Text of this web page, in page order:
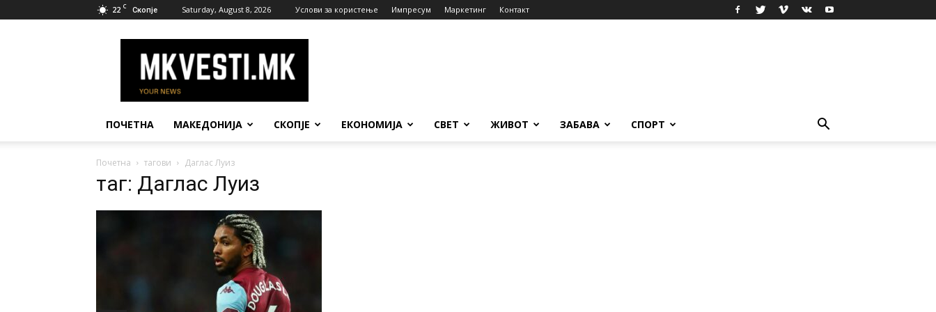
22 C Скопје Saturday, August 8, 2026 Услови за користење Импресум Маркетинг Контакт
Вести
ПОЧЕТНА МАКЕДОНИЈА СКОПЈЕ ЕКОНОМИЈА СВЕТ ЖИВОТ ЗАБАВА СПОРТ
Почетна тагови Даглас Луиз
таг: Даглас Луиз